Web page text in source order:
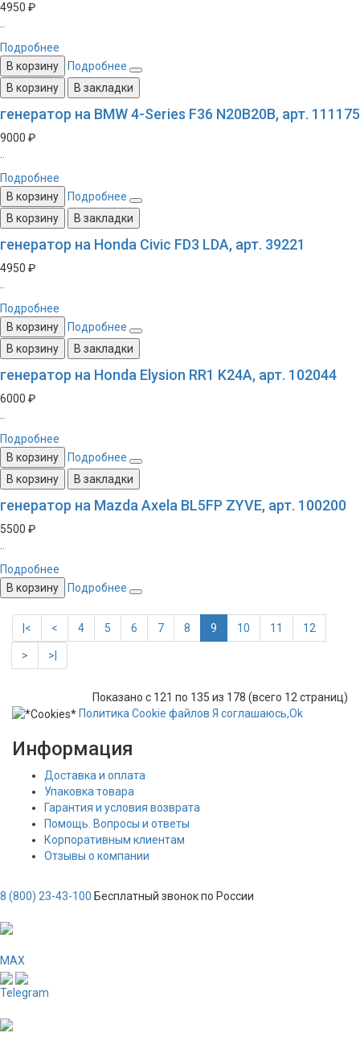
4950 ₽
Подробнее
В корзину
Подробнее
В корзину
В закладки
генератор на BMW 4-Series F36 N20B20B, арт. 111175
9000 ₽
Подробнее
В корзину
Подробнее
В корзину
В закладки
генератор на Honda Civic FD3 LDA, арт. 39221
4950 ₽
Подробнее
В корзину
Подробнее
В корзину
В закладки
генератор на Honda Elysion RR1 K24A, арт. 102044
6000 ₽
Подробнее
В корзину
Подробнее
В корзину
В закладки
генератор на Mazda Axela BL5FP ZYVE, арт. 100200
5500 ₽
Подробнее
В корзину
Подробнее
|< < 4 5 6 7 8 9 10 11 12
> >|
Показано с 121 по 135 из 178 (всего 12 страниц)
Политика Сookie файлов Я соглашаюсь,Ok
Информация
Доставка и оплата
Упаковка товара
Гарантия и условия возврата
Помощь. Вопросы и ответы
Корпоративным клиентам
Отзывы о компании
8 (800) 23-43-100 Бесплатный звонок по России
MAX
Telegram